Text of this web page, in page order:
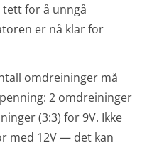
for å unngå
er nå klar for
omdreininger må
2 omdreininger
(3:3) for 9V. Ikke
med 12V — det kan